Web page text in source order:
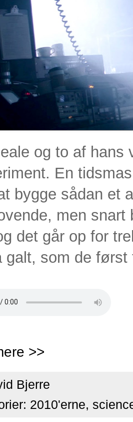
og to af hans
En
bygge sådan et
men
det går op for
galt, som de først
>>
Bjerre
2010'erne,